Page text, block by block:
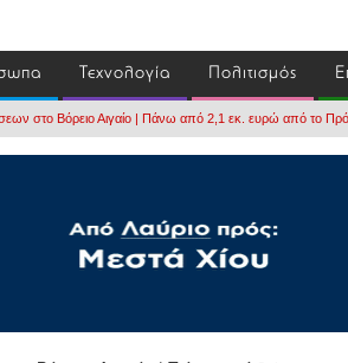
Τεχνολογία Πολιτισμός
στο Βόρειο Αιγαίο | Πάνω από 2,1 εκ. ευρώ από το